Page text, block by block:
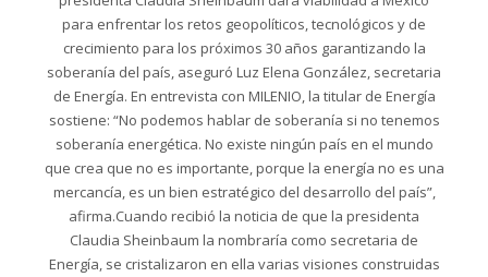
para enfrentar los retos geopolíticos, tecnológicos y de
crecimiento para los próximos 30 años garantizando la
soberanía del país, aseguró Luz Elena González, secretaria
de Energía. En entrevista con MILENIO, la titular de Energía
sostiene: “No podemos hablar de soberanía si no tenemos
soberanía energética. No existe ningún país en el mundo
que crea que no es importante, porque la energía no es una
mercancía, es un bien estratégico del desarrollo del país”,
afirma.Cuando recibió la noticia de que la presidenta
Claudia Sheinbaum la nombraría como secretaria de
Energía, se cristalizaron en ella varias visiones construidas